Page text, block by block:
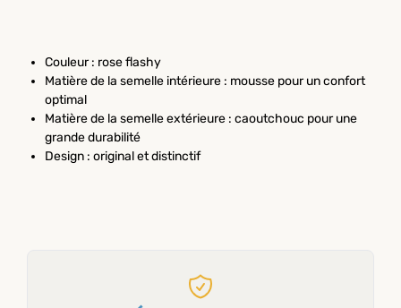
Couleur : rose flashy
Matière de la semelle intérieure : mousse pour un confort
optimal
Matière de la semelle extérieure : caoutchouc pour une
grande durabilité
Design : original et distinctif